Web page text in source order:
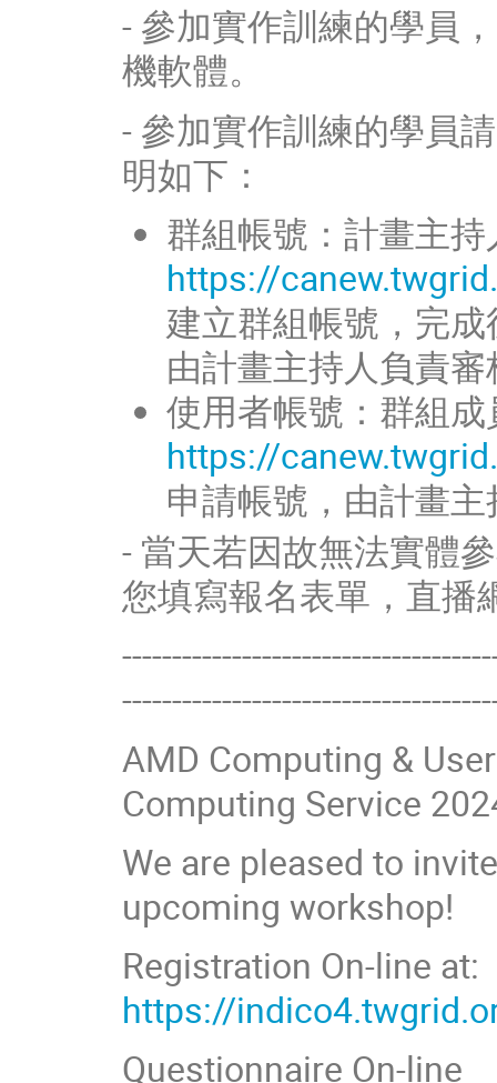
- 參加實作訓練的學員
機軟體。
- 參加實作訓練的學員
明如下：
群組帳號：計畫主
https://
建立群組帳號，完
由計畫主持人負責
使用者帳號：群組成
https://
申請帳號，由計畫
- 當天若因故無法實體
您填寫報名表單，直播
AMD Computing &
Computing Service
We are pleased to
upcoming workshop!
Registration On-line at:
https://
Questionnaire On-line